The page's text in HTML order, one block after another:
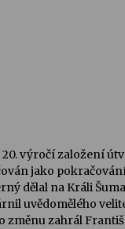
výročí založení
jako
dělal na Králi
uvědomělého
změnu zahrál